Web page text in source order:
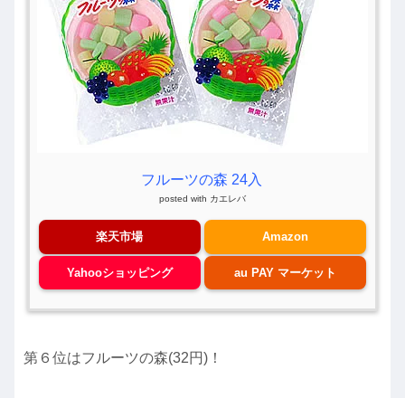
フルーツの森 24入
posted with カエレバ
楽天市場 Amazon
Yahooショッピング au PAY マーケット
第６位はフルーツの森(32円)！